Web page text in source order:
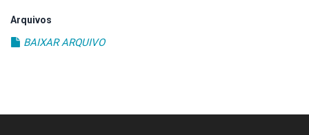
Arquivos
BAIXAR ARQUIVO